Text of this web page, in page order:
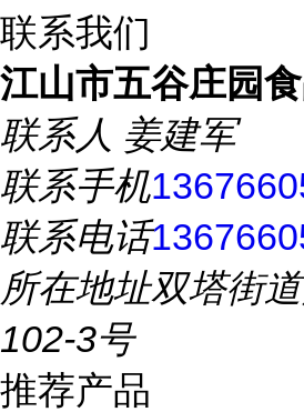
联系我们
江山市五谷庄园
联系人 姜建军
联系手机
联系电话
所在地址双塔街
102-3号
推荐产品